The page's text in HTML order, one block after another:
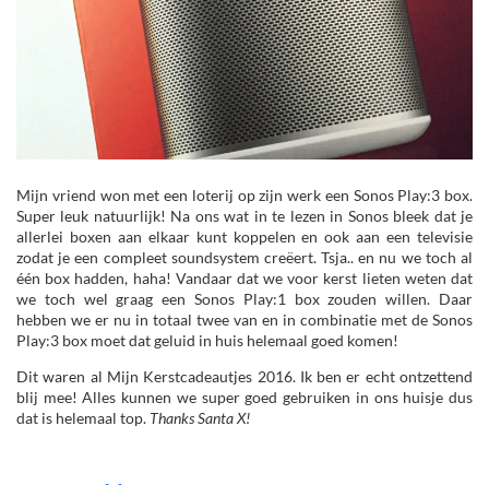
Mijn vriend won met een loterij op zijn werk een Sonos Play:3 box.
Super leuk natuurlijk! Na ons wat in te lezen in Sonos bleek dat je
allerlei boxen aan elkaar kunt koppelen en ook aan een televisie
zodat je een compleet soundsystem creëert. Tsja.. en nu we toch al
één box hadden, haha! Vandaar dat we voor kerst lieten weten dat
we toch wel graag een Sonos Play:1 box zouden willen. Daar
hebben we er nu in totaal twee van en in combinatie met de Sonos
Play:3 box moet dat geluid in huis helemaal goed komen!
Dit waren al Mijn Kerstcadeautjes 2016. Ik ben er echt ontzettend
blij mee! Alles kunnen we super goed gebruiken in ons huisje dus
dat is helemaal top. Thanks Santa X!